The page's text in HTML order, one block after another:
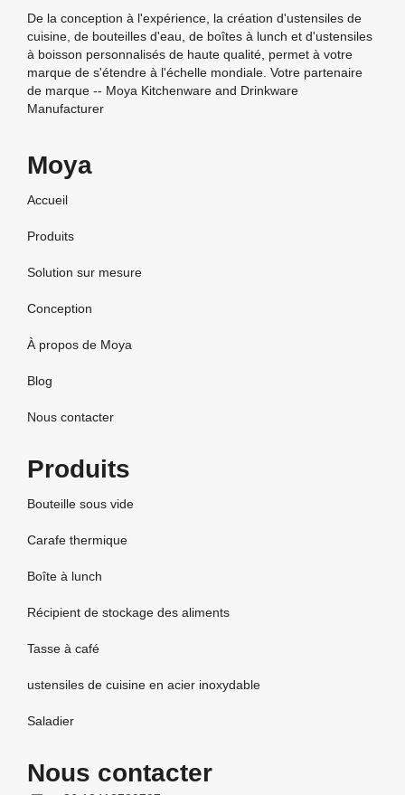
De la conception à l'expérience, la création d'ustensiles de
cuisine, de bouteilles d'eau, de boîtes à lunch et d'ustensiles
à boisson personnalisés de haute qualité, permet à votre
marque de s'étendre à l'échelle mondiale. Votre partenaire
de marque -- Moya Kitchenware and Drinkware
Manufacturer
Moya
Accueil
Produits
Solution sur mesure
Conception
À propos de Moya
Blog
Nous contacter
Produits
Bouteille sous vide
Carafe thermique
Boîte à lunch
Récipient de stockage des aliments
Tasse à café
ustensiles de cuisine en acier inoxydable
Saladier
Nous contacter